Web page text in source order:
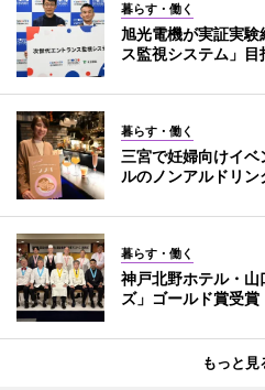
暮らす・働く
旭光電機が実証実
ス監視システム」目
暮らす・働く
三宮で妊婦向けイ
ルのノンアルドリン
暮らす・働く
神戸北野ホテル・
ズ」ゴールド賞受賞
もっと見